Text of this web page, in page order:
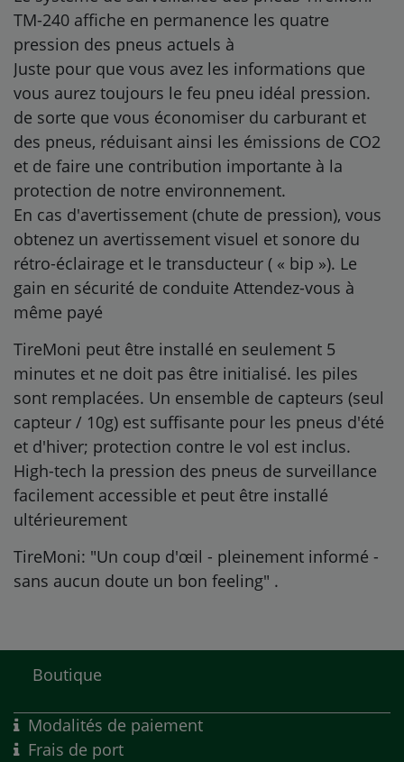
TM-240 affiche en permanence les quatre
pression des pneus actuels à
Juste pour que vous avez les informations que
vous aurez toujours le feu pneu idéal pression.
de sorte que vous économiser du carburant et
des pneus, réduisant ainsi les émissions de CO2
et de faire une contribution importante à la
protection de notre environnement.
En cas d'avertissement (chute de pression), vous
obtenez un avertissement visuel et sonore du
rétro-éclairage et le transducteur ( « bip »). Le
gain en sécurité de conduite Attendez-vous à
même payé
TireMoni peut être installé en seulement 5
minutes et ne doit pas être initialisé. les piles
sont remplacées. Un ensemble de capteurs (seul
capteur / 10g) est suffisante pour les pneus d'été
et d'hiver; protection contre le vol est inclus.
High-tech la pression des pneus de surveillance
facilement accessible et peut être installé
ultérieurement
TireMoni: "Un coup d'œil - pleinement informé -
sans aucun doute un bon feeling" .
Boutique
Modalités de paiement
Frais de port